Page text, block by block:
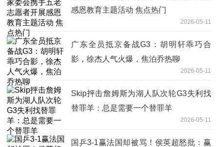
感恩教育主题活动 焦点热门
2026-05-11
广东全员抵京备战G3：胡明轩乖巧合
影，徐杰人气火爆，焦泊乔热聊
2026-05-11
Skip抨击詹姆斯为湖人队次轮G3失利找
替罪羊：总是需要一个替罪羊
2026-05-11
国乒3-1赢法国却被骂！侯英超怒批：赢